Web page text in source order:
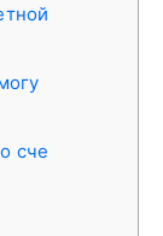
сче